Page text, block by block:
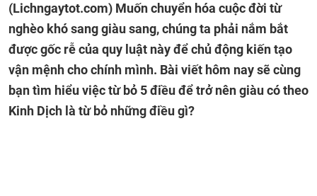
(Lichngaytot.com) Muốn chuyển hóa cuộc đời từ
nghèo khó sang giàu sang, chúng ta phải nắm bắt
được gốc rễ của quy luật này để chủ động kiến tạo
vận mệnh cho chính mình. Bài viết hôm nay sẽ cùng
bạn tìm hiểu việc từ bỏ 5 điều để trở nên giàu có theo
Kinh Dịch là từ bỏ những điều gì?